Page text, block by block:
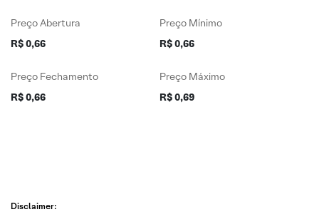
Preço Abertura
R$ 0,66
Preço Mínimo
R$ 0,66
Preço Fechamento
R$ 0,66
Preço Máximo
R$ 0,69
Disclaimer: